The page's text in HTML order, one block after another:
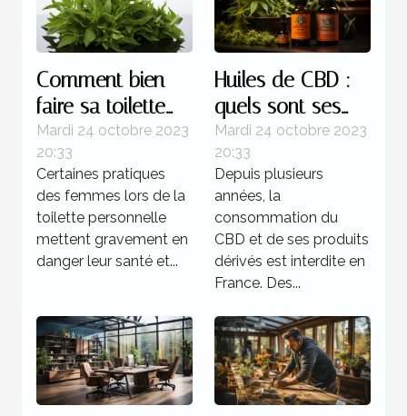
Comment bien
faire sa toilette
intime ?
Mardi 24 octobre 2023
20:33
Certaines pratiques
des femmes lors de la
toilette personnelle
mettent gravement en
danger leur santé et...
Huiles de CBD :
quels sont ses
bienfaits sur
l’organisme ?
Mardi 24 octobre 2023
20:33
Depuis plusieurs
années, la
consommation du
CBD et de ses produits
dérivés est interdite en
France. Des...